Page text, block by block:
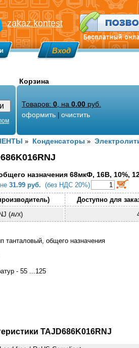
назначения 68мкФ, 16В, 10%,
31.99 руб. (без НДС 20%)
Доступно для
(AVX)
танталовый, общего назначения
- 55 ...125
TAJD686K016RNJ
» Конденсаторы »
zakaz.kontest
Вход
Корзина
Товаров:0 , на0.00 руб.
оформить |очистить